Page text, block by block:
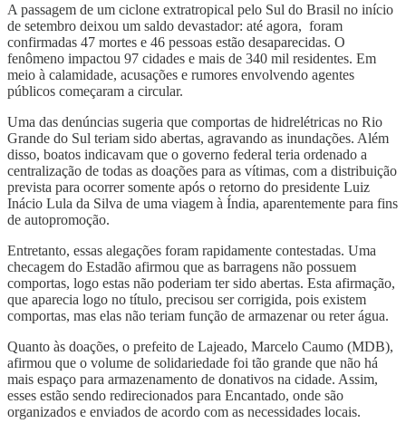
A passagem de um ciclone extratropical pelo Sul do Brasil no início
de setembro deixou um saldo devastador: até agora, foram
confirmadas 47 mortes e 46 pessoas estão desaparecidas. O
fenômeno impactou 97 cidades e mais de 340 mil residentes. Em
meio à calamidade, acusações e rumores envolvendo agentes
públicos começaram a circular.
Uma das denúncias sugeria que comportas de hidrelétricas no Rio
Grande do Sul teriam sido abertas, agravando as inundações. Além
disso, boatos indicavam que o governo federal teria ordenado a
centralização de todas as doações para as vítimas, com a distribuição
prevista para ocorrer somente após o retorno do presidente Luiz
Inácio Lula da Silva de uma viagem à Índia, aparentemente para fins
de autopromoção.
Entretanto, essas alegações foram rapidamente contestadas. Uma
checagem do Estadão afirmou que as barragens não possuem
comportas, logo estas não poderiam ter sido abertas. Esta afirmação,
que aparecia logo no título, precisou ser corrigida, pois existem
comportas, mas elas não teriam função de armazenar ou reter água.
Quanto às doações, o prefeito de Lajeado, Marcelo Caumo (MDB),
afirmou que o volume de solidariedade foi tão grande que não há
mais espaço para armazenamento de donativos na cidade. Assim,
esses estão sendo redirecionados para Encantado, onde são
organizados e enviados de acordo com as necessidades locais.